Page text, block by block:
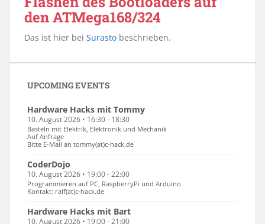
den ATMega168/324
Das ist hier bei Surasto beschrieben.
UPCOMING EVENTS
Hardware Hacks mit Tommy
10. August 2026 • 16:30 - 18:30
Basteln mit Elektrik, Elektronik und Mechanik
Auf Anfrage
Bitte E-Mail an tommy(at)c-hack.de
CoderDojo
10. August 2026 • 19:00 - 22:00
Programmieren auf PC, RaspberryPi und Arduino
Kontakt: ralf(at)c-hack.de
Hardware Hacks mit Bart
10. August 2026 • 19:00 - 21:00